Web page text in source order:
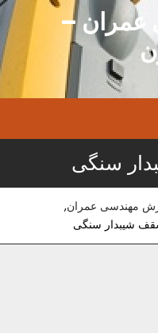
عمران –
سنگی
مهندسی عمران,
شیبدار سنگی